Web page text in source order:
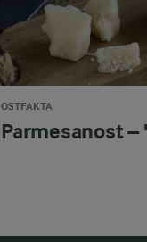
OSTFAKTA
Parmesanost